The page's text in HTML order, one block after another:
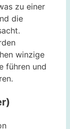
zu einer
die
winzige
führen und